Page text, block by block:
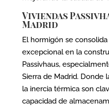
Viviendas
Madrid
El hormigón se
excepcional en la
Passivhaus,
Sierra de Madrid. Donde
la inercia térmica son
capacidad de